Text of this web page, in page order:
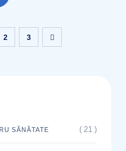
2 3
SĂNĂTATE ( 21 )